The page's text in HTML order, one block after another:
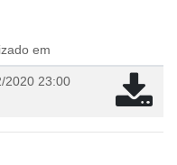
em
2020 23:00